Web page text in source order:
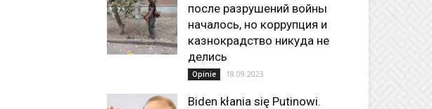
после разрушений войны
началось, но коррупция и
казнокрадство никуда не
делись
Opinie 18.09.2023
Biden kłania się Putinowi.